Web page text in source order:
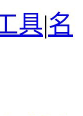
具|名